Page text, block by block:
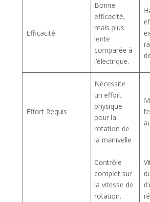
Efficacité
Bonne
efficacité,
mais plus
lente
comparée à
l’électrique.
Effort Requis
Nécessite
un effort
physique
pour la
rotation de
la manivelle
Contrôle
complet sur
la vitesse de
rotation.